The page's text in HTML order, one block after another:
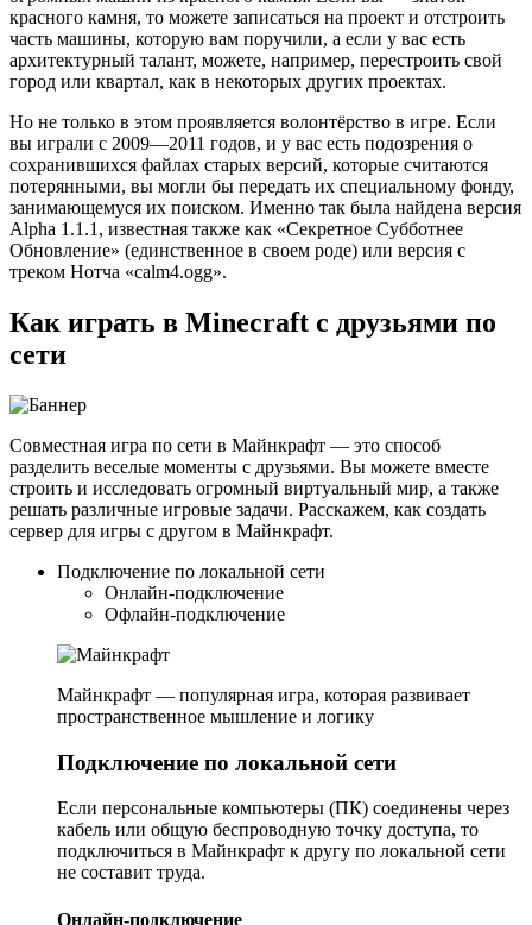
красного камня, то можете записаться на проект и отстроить
часть машины, которую вам поручили, а если у вас есть
архитектурный талант, можете, например, перестроить свой
город или квартал, как в некоторых других проектах.
Но не только в этом проявляется волонтёрство в игре. Если
вы играли с 2009—2011 годов, и у вас есть подозрения о
сохранившихся файлах старых версий, которые считаются
потерянными, вы могли бы передать их специальному фонду,
занимающемуся их поиском. Именно так была найдена версия
Alpha 1.1.1, известная также как «Секретное Субботнее
Обновление» (единственное в своем роде) или версия с
треком Нотча «calm4.ogg».
Как играть в Minecraft с друзьями по
сети
Совместная игра по сети в Майнкрафт — это способ
разделить веселые моменты с друзьями. Вы можете вместе
строить и исследовать огромный виртуальный мир, а также
решать различные игровые задачи. Расскажем, как создать
сервер для игры с другом в Майнкрафт.
Подключение по локальной сети
Онлайн-подключение
Офлайн-подключение
Майнкрафт — популярная игра, которая развивает
пространственное мышление и логику
Подключение по локальной сети
Если персональные компьютеры (ПК) соединены через
кабель или общую беспроводную точку доступа, то
подключиться в Майнкрафт к другу по локальной сети
не составит труда.
Онлайн-подключение